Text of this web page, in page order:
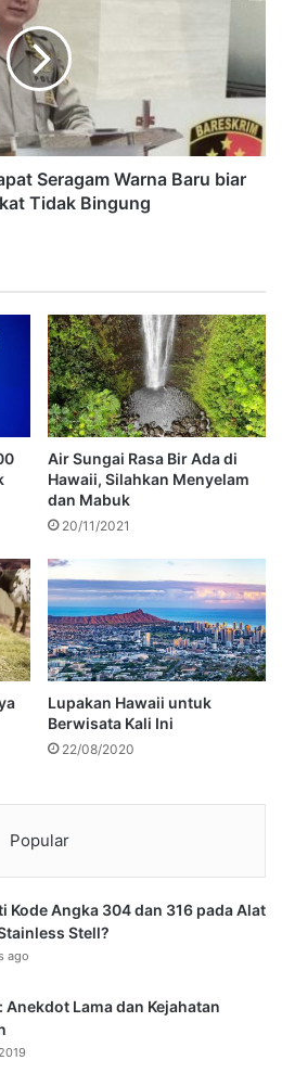
Seragam Warna Baru biar
Tidak Bingung
Air Sungai Rasa Bir Ada di
Hawaii, Silahkan Menyelam
dan Mabuk
20/11/2021
Lupakan Hawaii untuk
Berwisata Kali Ini
22/08/2020
Popular
Kode Angka 304 dan 316 pada Alat
Stell?
ago
Anekdot Lama dan Kejahatan